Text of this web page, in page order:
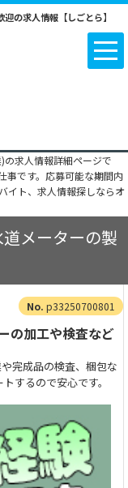
の求人情報【しごとら】
求人情報詳細ページで
事です。応募可能な期間内
イト、求人情報探しならオ
メーターの製
p33250700801
の加工や検査など
完成品の検査、梱包な
するので安心です。